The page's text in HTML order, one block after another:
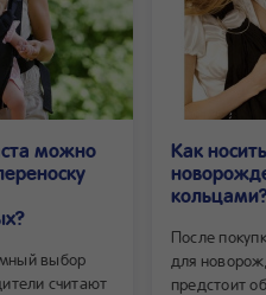
можно
выбор
считают
Как носить
После
для
предстоит